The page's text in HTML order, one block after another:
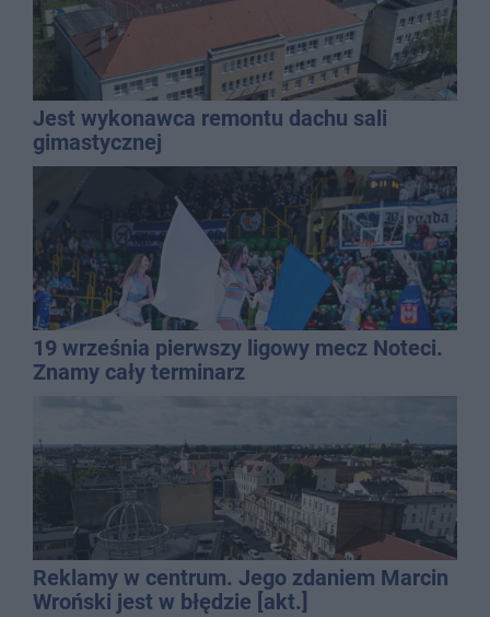
Jest wykonawca remontu dachu sali
gimastycznej
19 września pierwszy ligowy mecz Noteci.
Znamy cały terminarz
Reklamy w centrum. Jego zdaniem Marcin
Wroński jest w błędzie [akt.]